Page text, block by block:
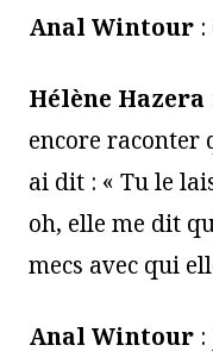
Anal Wintour :
Hélène Hazera
encore raconter
ai dit : « Tu le
oh, elle me dit
mecs avec qui
Anal Wintour